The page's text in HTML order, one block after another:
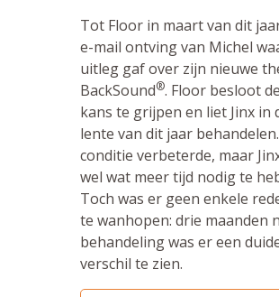
Tot Floor in maart van dit
e-mail ontving van Michel
uitleg gaf over zijn nieuwe
BackSound®. Floor besloot
kans te grijpen en liet Jinx in
lente van dit jaar
conditie verbeterde, maar
wel wat meer tijd nodig te
Toch was er geen enkele
te wanhopen: drie maanden
behandeling was er een
verschil te zien.